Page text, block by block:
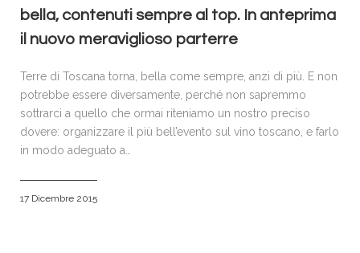
bella, contenuti sempre al top. In anteprima
il nuovo meraviglioso parterre
Terre di Toscana torna, bella come sempre, anzi di più. E non
potrebbe essere diversamente, perché non sapremmo
sottrarci a quello che ormai riteniamo un nostro preciso
dovere: organizzare il più bell’evento sul vino toscano, e farlo
in modo adeguato a…
17 Dicembre 2015